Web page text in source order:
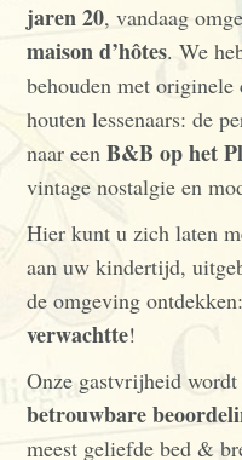
jaren 20, vandaag
maison d’hôtes. We
behouden met originele
houten lessenaars: de
naar eenB&B op het
vintage nostalgie en
Hier kunt u zich laten
aan uw kindertijd,
de omgeving
verwachtte!
Onze gastvrijheid
betrouwbare
meest geliefde bed &